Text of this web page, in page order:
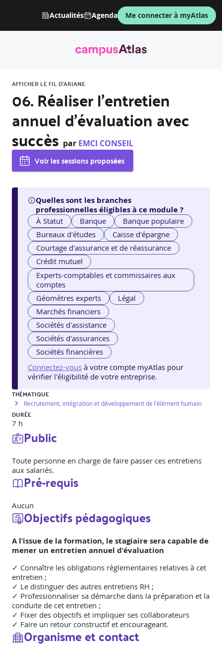
Actualités Agenda Me connecter à myAtlas
AFFICHER LE FIL D'ARIANE
06. Réaliser l’entretien
annuel d’évaluation avec
succès par EMCI CONSEIL
Voir les sessions proposées
Quelles sont les branches
professionnelles éligibles à ce module ?
À Statut Banque
Banque populaire
Bureaux d'études
Caisse d'épargne
Courtage d'assurance et de réassurance
Crédit mutuel
Experts-comptables et commissaires aux
comptes
Géomètres experts
Légal
Marchés financiers
Sociétés d'assistance
Sociétés d'assurances
Sociétés financières
Connectez-vous à votre compte myAtlas pour
vérifier l'éligibilité de votre entreprise.
THÉMATIQUE
Recrutement, intégration et développement de l’élément humain
DURÉE
7 h
Public
Toute personne en charge de faire passer ces entretiens
aux salariés.
Pré-requis
Aucun
Objectifs pédagogiques
A l’issue de la formation, le stagiaire sera capable de
mener un entretien annuel d’évaluation
✓ Connaître les obligations règlementaires relatives à cet
entretien ;
✓ Le distinguer des autres entretiens RH ;
✓ Professionnaliser sa démarche dans la préparation et la
conduite de cet entretien ;
✓ Fixer des objectifs et impliquer ses collaborateurs
✓ Faire un retour constructif et encourageant.
Organisme et contact